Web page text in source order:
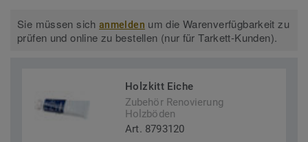
Sie müssen sichanmelden um die Warenverfügbarkeit zu
prüfen und online zu bestellen (nur für Tarkett-Kunden).
Holzkitt Eiche
Zubehör Renovierung
Holzböden
Art. 8793120